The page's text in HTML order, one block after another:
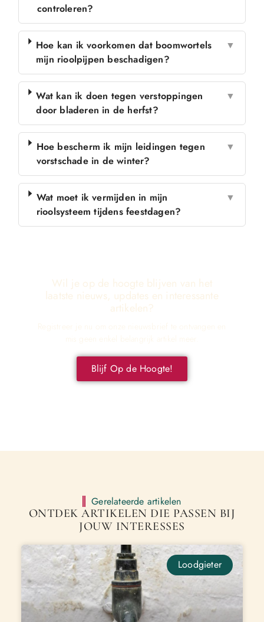
controleren?
Hoe kan ik voorkomen dat boomwortels
mijn rioolpijpen beschadigen?
▼
Wat kan ik doen tegen verstoppingen
door bladeren in de herfst?
▼
Hoe bescherm ik mijn leidingen tegen
vorstschade in de winter?
▼
Wat moet ik vermijden in mijn
rioolsysteem tijdens feestdagen?
▼
Wil je op de hoogte blijven van het
laatste nieuws, updates en interessante
artikelen?
Registreer je nu om onze nieuwsbrief te ontvangen en
mis geen enkel belangrijk artikel meer.
Blijf Op de Hoogte!
Gerelateerde artikelen
ONTDEK ARTIKELEN DIE PASSEN BIJ
JOUW INTERESSES
Loodgieter